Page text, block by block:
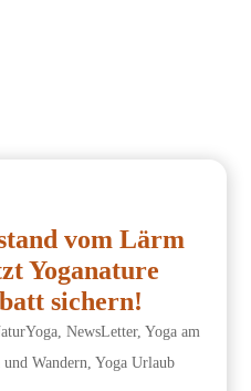
vom Lärm
Yoganature
sichern!
,NewsLetter,Yoga am
und Wandern, Yoga Urlaub